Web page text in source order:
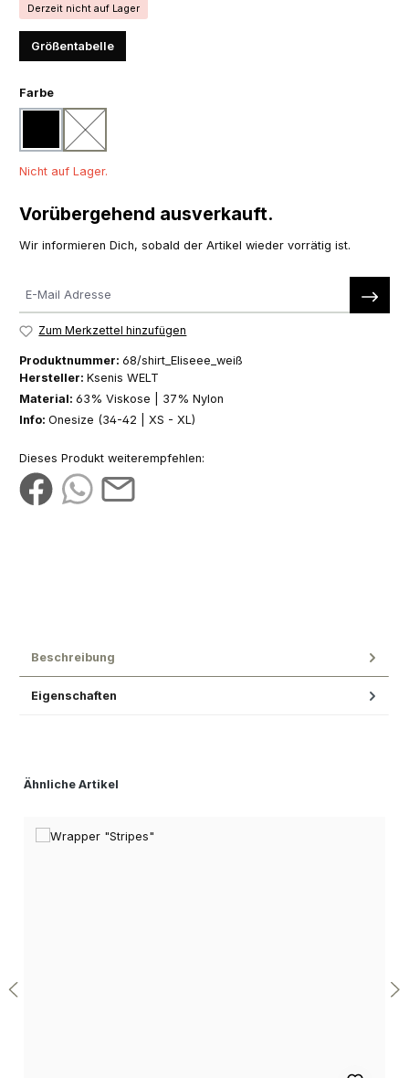
Derzeit nicht auf Lager
Größentabelle
Farbeauswählen
schwarzweiß
(Diese Option ist zurzeit nicht verfügbar.)
Nicht auf Lager.
Vorübergehend ausverkauft.
Wir informieren Dich, sobald der Artikel wieder vorrätig ist.
Zum Merkzettel hinzufügen
Produktnummer: 68/shirt_Eliseee_weiß
Hersteller: Ksenis WELT
Material: 63% Viskose | 37% Nylon
Info: Onesize (34-42 | XS - XL)
Dieses Produkt weiterempfehlen:
Beschreibung
Eigenschaften
Produktgalerie überspringen
Ähnliche Artikel